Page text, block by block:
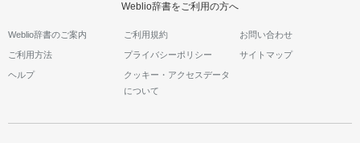
Weblio辞書をご利用の方へ
Weblio辞書のご案内 ご利用規約 お問い合わせ
ご利用方法 プライバシーポリシー サイトマップ
ヘルプ
クッキー・アクセスデータ
について